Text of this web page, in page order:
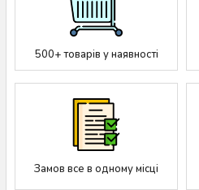
500+ товарів у наявності
Замов все в одному місці